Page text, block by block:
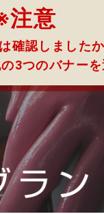
注意
確認しましたか
3つのバナーを